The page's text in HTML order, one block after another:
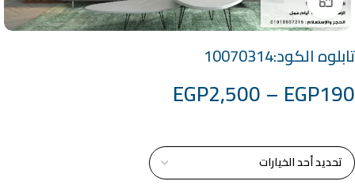
تابلوه الكود:10070314
EGP190
–
EGP2,500